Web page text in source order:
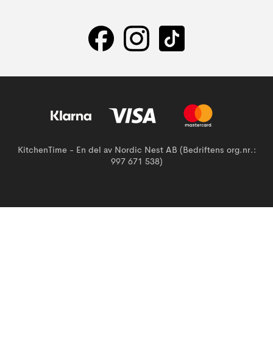
KitchenTime - En del av Nordic Nest AB (Bedriftens org.nr.:
997 671 538)